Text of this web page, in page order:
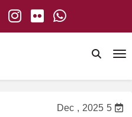
5 Dec , 2025